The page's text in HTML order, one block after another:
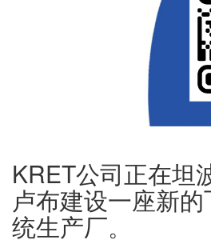
KRET公司正在坦
卢布建设一座新
统生产厂。